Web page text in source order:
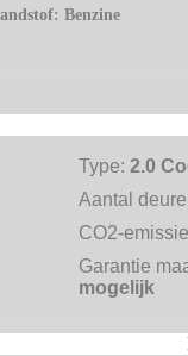
Benzine
Type: 2.0
Aantal
CO2-
Garantie
mogelijk